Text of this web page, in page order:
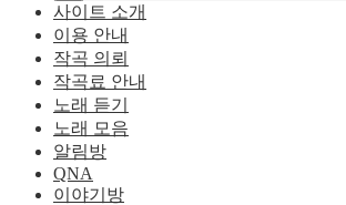
사이트 소개
이용 안내
작곡 의뢰
작곡료 안내
노래 듣기
노래 모음
알림방
QNA
이야기방